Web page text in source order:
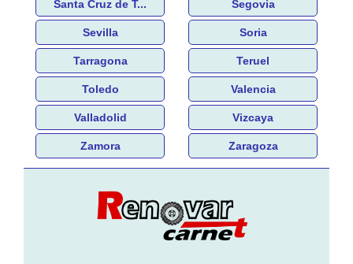
Santa Cruz de T... Segovia
Sevilla Soria
Tarragona Teruel
Toledo Valencia
Valladolid Vizcaya
Zamora Zaragoza